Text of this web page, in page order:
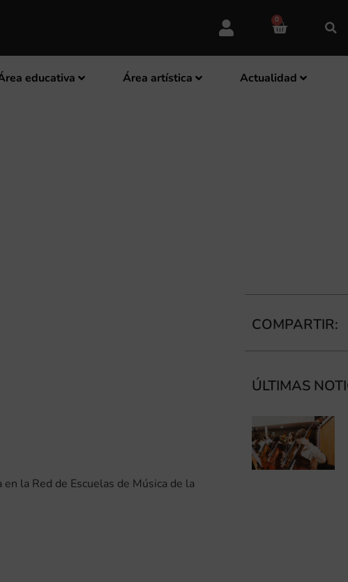
0
educativa Área artística Actualidad
la Red de Escuelas de Música de la
COMPARTIR:
ÚLTIMAS